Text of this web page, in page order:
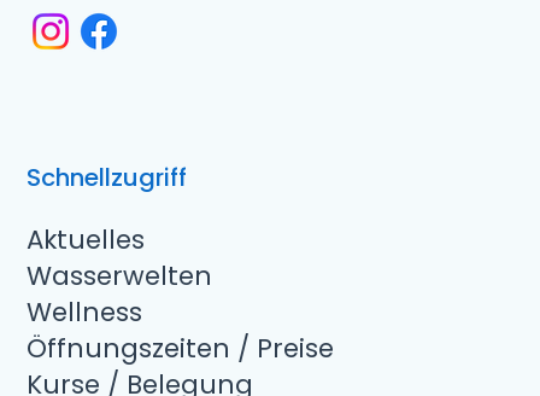
Schnellzugriff
Aktuelles
Wasserwelten
Wellness
Öffnungszeiten / Preise
Kurse / Belegung